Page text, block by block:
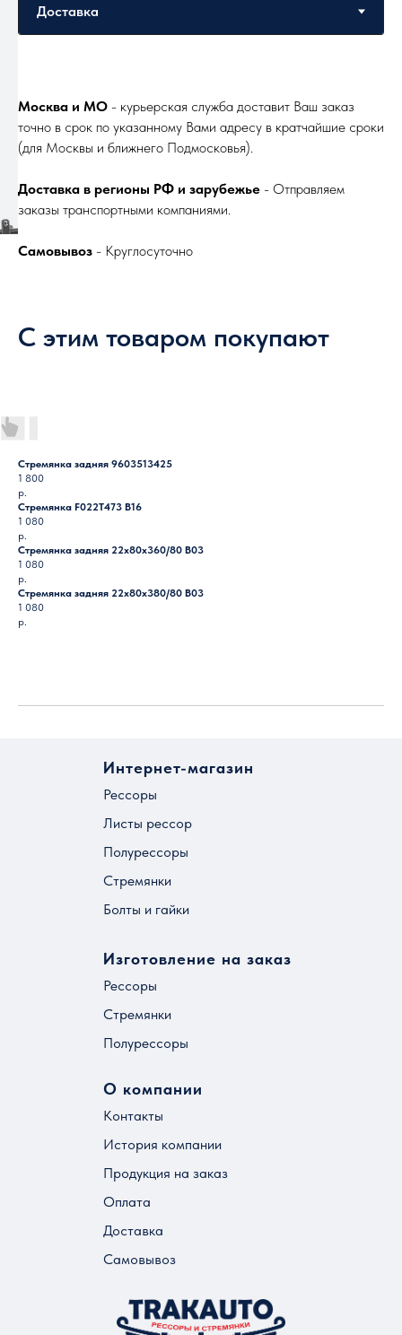
Москва и МО - курьерская служба доставит Ваш заказ
точно в срок по указанному Вами адресу в кратчайшие сроки
(для Москвы и ближнего Подмосковья).
Доставка в регионы РФ и зарубежье - Отправляем
заказы транспортными компаниями.
Самовывоз - Круглосуточно
С этим товаром покупают
Стремянка задняя 9603513425
1 800
р.
Стремянка F022T473 B16
1 080
р.
Стремянка задняя 22х80х360/80 B03
1 080
р.
Стремянка задняя 22х80х380/80 B03
1 080
р.
Интернет-магазин
Рессоры
Листы рессор
Полурессоры
Стремянки
Болты и гайки
Изготовление на заказ
Рессоры
Стремянки
Полурессоры
О компании
Контакты
История компании
Продукция на заказ
Оплата
Доставка
Самовывоз